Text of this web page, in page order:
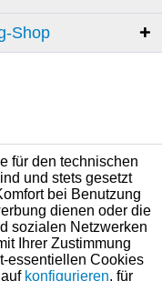
Shop
für den technischen
und stets gesetzt
bei Benutzung
dienen oder die
sozialen Netzwerken
Ihrer Zustimmung
essentiellen Cookies
konfigurieren, für